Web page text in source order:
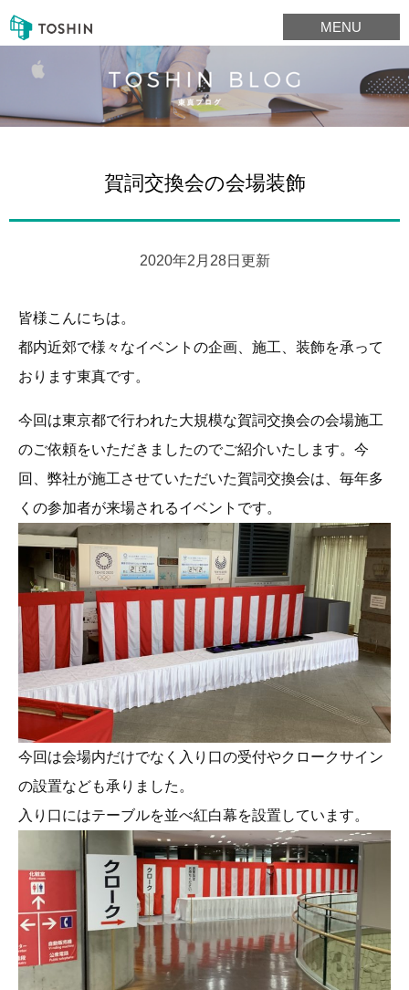
MENU
賀詞交換会の会場装飾
2020年2月28日更新
皆様こんにちは。
都内近郊で様々なイベントの企画、施工、装飾を承って
おります東真です。
今回は東京都で行われた大規模な賀詞交換会の会場施工
のご依頼をいただきましたのでご紹介いたします。今
回、弊社が施工させていただいた賀詞交換会は、毎年多
くの参加者が来場されるイベントです。
今回は会場内だけでなく入り口の受付やクロークサイン
の設置なども承りました。
入り口にはテーブルを並べ紅白幕を設置しています。